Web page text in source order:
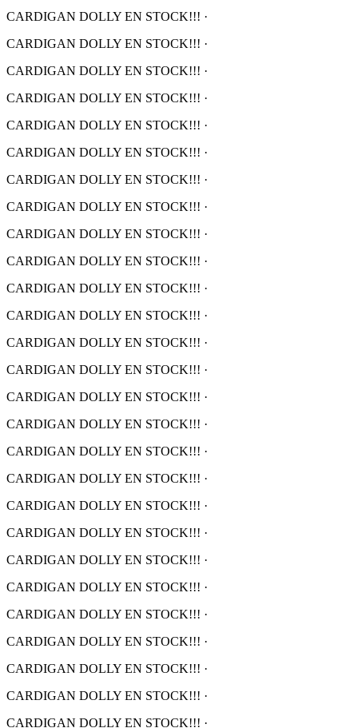
CARDIGAN DOLLY EN STOCK!!! ·
CARDIGAN DOLLY EN STOCK!!! ·
CARDIGAN DOLLY EN STOCK!!! ·
CARDIGAN DOLLY EN STOCK!!! ·
CARDIGAN DOLLY EN STOCK!!! ·
CARDIGAN DOLLY EN STOCK!!! ·
CARDIGAN DOLLY EN STOCK!!! ·
CARDIGAN DOLLY EN STOCK!!! ·
CARDIGAN DOLLY EN STOCK!!! ·
CARDIGAN DOLLY EN STOCK!!! ·
CARDIGAN DOLLY EN STOCK!!! ·
CARDIGAN DOLLY EN STOCK!!! ·
CARDIGAN DOLLY EN STOCK!!! ·
CARDIGAN DOLLY EN STOCK!!! ·
CARDIGAN DOLLY EN STOCK!!! ·
CARDIGAN DOLLY EN STOCK!!! ·
CARDIGAN DOLLY EN STOCK!!! ·
CARDIGAN DOLLY EN STOCK!!! ·
CARDIGAN DOLLY EN STOCK!!! ·
CARDIGAN DOLLY EN STOCK!!! ·
CARDIGAN DOLLY EN STOCK!!! ·
CARDIGAN DOLLY EN STOCK!!! ·
CARDIGAN DOLLY EN STOCK!!! ·
CARDIGAN DOLLY EN STOCK!!! ·
CARDIGAN DOLLY EN STOCK!!! ·
CARDIGAN DOLLY EN STOCK!!! ·
CARDIGAN DOLLY EN STOCK!!! ·